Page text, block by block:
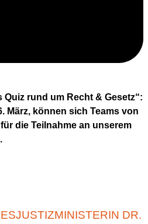
Quiz rund um Recht & Gesetz“:
März, können sich Teams von
die Teilnahme an unserem
DR.